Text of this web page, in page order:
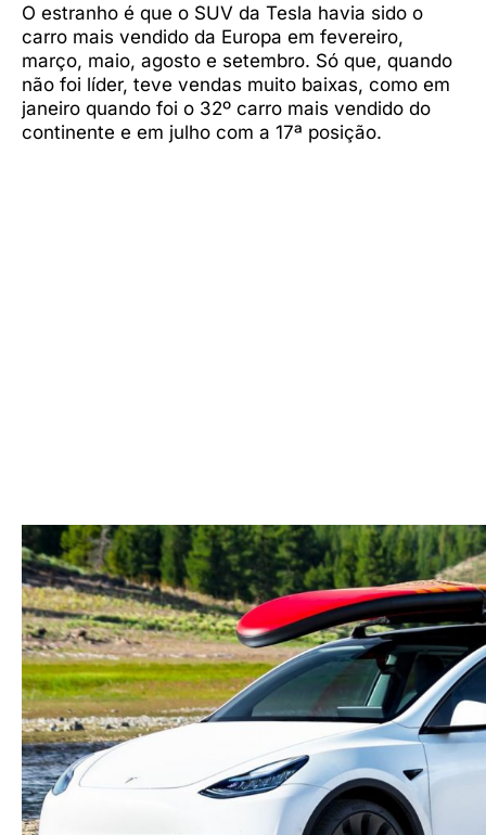
O estranho é que o SUV da Tesla havia sido o
carro mais vendido da Europa em fevereiro,
março, maio, agosto e setembro. Só que, quando
não foi líder, teve vendas muito baixas, como em
janeiro quando foi o 32º carro mais vendido do
continente e em julho com a 17ª posição.